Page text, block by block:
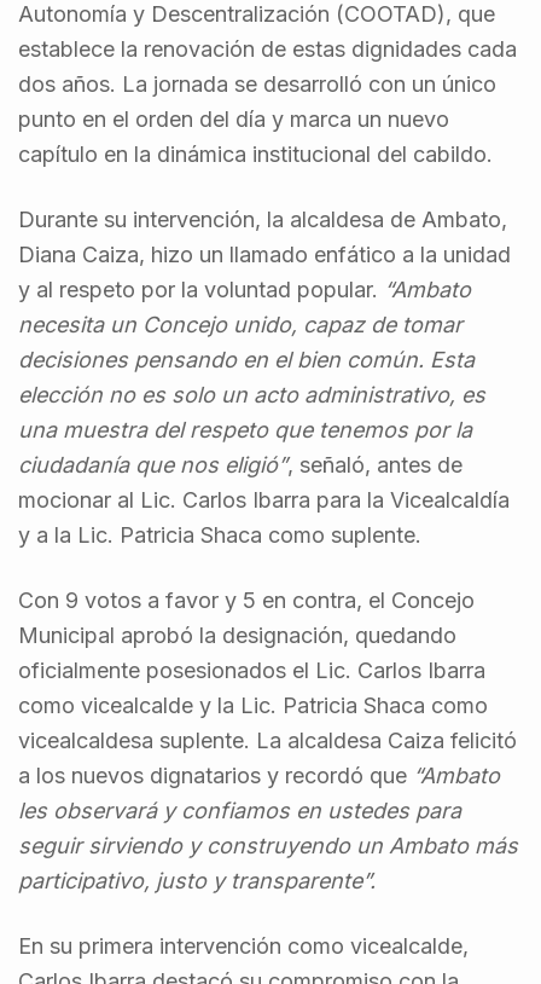
Autonomía y Descentralización (COOTAD), que
establece la renovación de estas dignidades cada
dos años. La jornada se desarrolló con un único
punto en el orden del día y marca un nuevo
capítulo en la dinámica institucional del cabildo.
Durante su intervención, la alcaldesa de Ambato,
Diana Caiza, hizo un llamado enfático a la unidad
y al respeto por la voluntad popular. “Ambato
necesita un Concejo unido, capaz de tomar
decisiones pensando en el bien común. Esta
elección no es solo un acto administrativo, es
una muestra del respeto que tenemos por la
ciudadanía que nos eligió”, señaló, antes de
mocionar al Lic. Carlos Ibarra para la Vicealcaldía
y a la Lic. Patricia Shaca como suplente.
Con 9 votos a favor y 5 en contra, el Concejo
Municipal aprobó la designación, quedando
oficialmente posesionados el Lic. Carlos Ibarra
como vicealcalde y la Lic. Patricia Shaca como
vicealcaldesa suplente. La alcaldesa Caiza felicitó
a los nuevos dignatarios y recordó que “Ambato
les observará y confiamos en ustedes para
seguir sirviendo y construyendo un Ambato más
participativo, justo y transparente”.
En su primera intervención como vicealcalde,